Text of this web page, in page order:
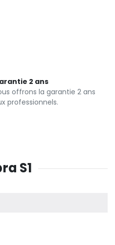
2 ans
offrons la garantie 2 ans
professionnels.
S1